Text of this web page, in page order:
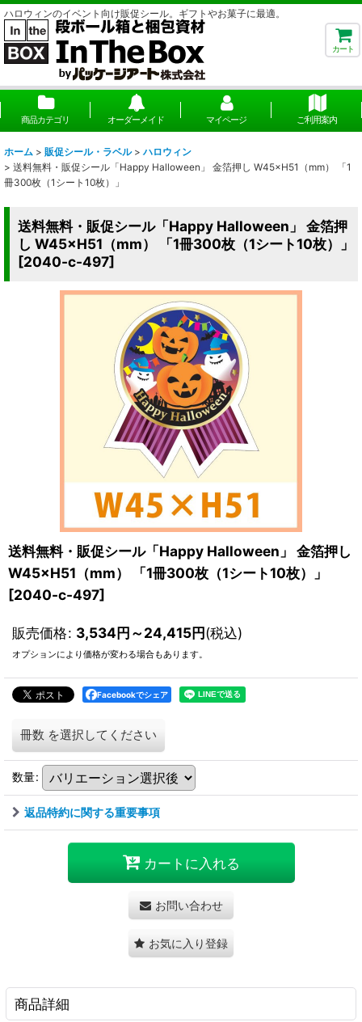
ハロウィンのイベント向け販促シール。ギフトやお菓子に最適。
カート
商品カテゴリ オーダーメイド マイページ ご利用案内
ホーム > 販促シール・ラベル > ハロウィン
> 送料無料・販促シール「Happy Halloween」 金箔押し W45×H51（mm） 「1
冊300枚（1シート10枚）」
送料無料・販促シール「Happy Halloween」 金箔押
し W45×H51（mm） 「1冊300枚（1シート10枚）」
[2040-c-497]
送料無料・販促シール「Happy Halloween」 金箔押し
W45×H51（mm） 「1冊300枚（1シート10枚）」
[2040-c-497]
販売価格: 3,534円～24,415円(税込)
オプションにより価格が変わる場合もあります。
Facebookでシェア
冊数 を選択してください
数量:
返品特約に関する重要事項
カートに入れる
お問い合わせ
お気に入り登録
商品詳細